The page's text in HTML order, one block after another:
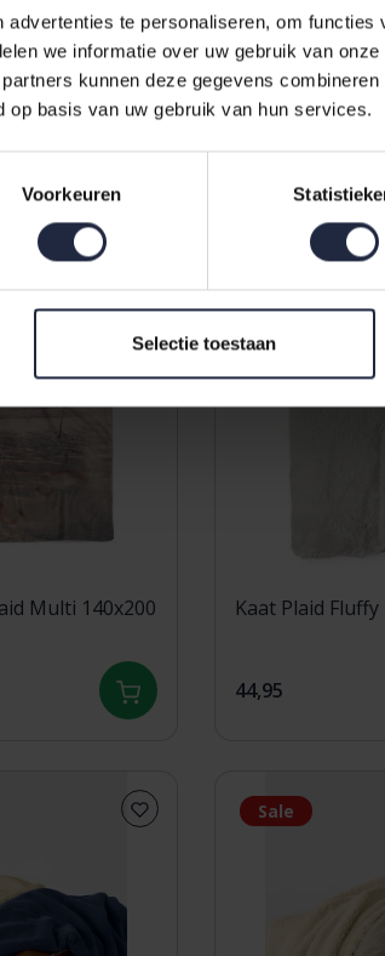
te personaliseren, om functies
we informatie over uw gebruik van
kunnen deze gegevens
basis van uw gebruik van hun services.
Voorkeuren
Selectie toestaan
Lars
De Witte Lietaer
red
79,95 99,95
Zo! Home Tara Plaid Multi 140x200 Kaat Plaid
44,95
Sale